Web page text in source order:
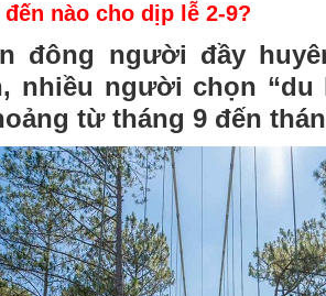
nào cho dịp lễ 2-9?
đông người đầy
nhiều người chọn “du
từ tháng 9 đến